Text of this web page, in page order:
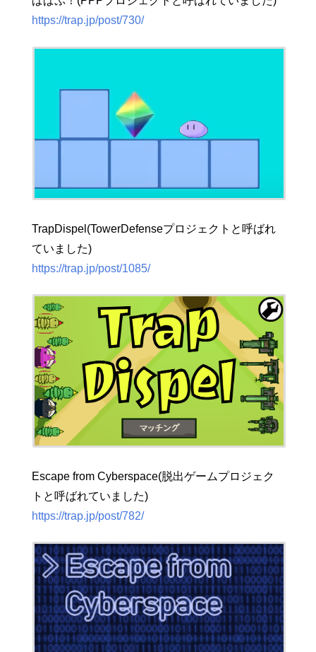
https://trap.jp/post/730/
TrapDispel(TowerDefenseプロジェクトと呼ばれ
ていました)
https://trap.jp/post/1085/
Escape from Cyberspace(脱出ゲームプロジェク
トと呼ばれていました)
https://trap.jp/post/782/